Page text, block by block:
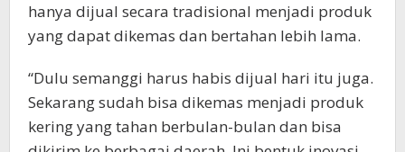
hanya dijual secara tradisional menjadi produk
yang dapat dikemas dan bertahan lebih lama.
“Dulu semanggi harus habis dijual hari itu juga.
Sekarang sudah bisa dikemas menjadi produk
kering yang tahan berbulan-bulan dan bisa